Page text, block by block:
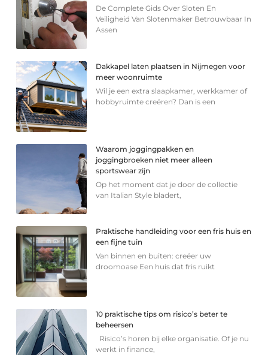
De Complete Gids Over Sloten En
Veiligheid Van Slotenmaker Betrouwbaar In
Assen
Dakkapel laten plaatsen in Nijmegen voor
meer woonruimte
Wil je een extra slaapkamer, werkkamer of
hobbyruimte creëren? Dan is een
Waarom joggingpakken en
joggingbroeken niet meer alleen
sportswear zijn
Op het moment dat je door de collectie
van Italian Style bladert,
Praktische handleiding voor een fris huis en
een fijne tuin
Van binnen en buiten: creëer uw
droomoase Een huis dat fris ruikt
10 praktische tips om risico’s beter te
beheersen
Risico’s horen bij elke organisatie. Of je nu
werkt in finance,